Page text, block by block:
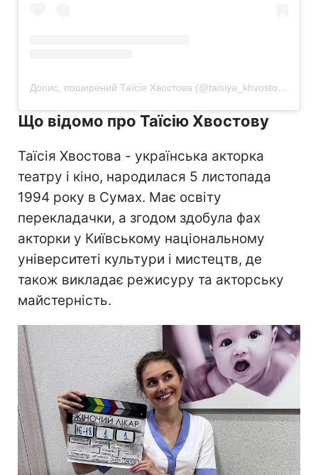
Допис, поширений Таїсія Хвостова (@taisiya_khvostova)
Що відомо про Таїсію Хвостову
Таїсія Хвостова - українська акторка
театру і кіно, народилася 5 листопада
1994 року в Сумах. Має освіту
перекладачки, а згодом здобула фах
акторки у Київському національному
університеті культури і мистецтв, де
також викладає режисуру та акторську
майстерність.